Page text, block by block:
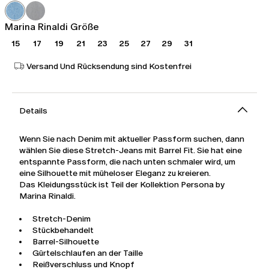
169,00
€
101,00
€
Marina Rinaldi Größe
15 17 19 21 23 25 27 29 31
Versand Und Rücksendung sind Kostenfrei
Details
Wenn Sie nach Denim mit aktueller Passform suchen, dann
wählen Sie diese Stretch-Jeans mit Barrel Fit. Sie hat eine
entspannte Passform, die nach unten schmaler wird, um
eine Silhouette mit müheloser Eleganz zu kreieren.
Das Kleidungsstück ist Teil der Kollektion Persona by
Marina Rinaldi.
Stretch-Denim
Stückbehandelt
Barrel-Silhouette
Gürtelschlaufen an der Taille
Reißverschluss und Knopf